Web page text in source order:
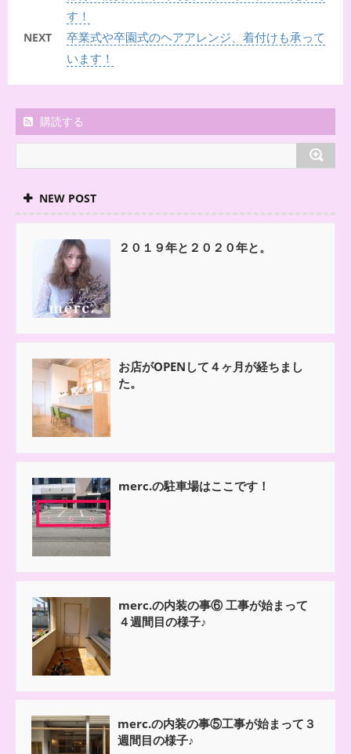
す！
NEXT
卒業式や卒園式のヘアアレンジ、着付けも承って
います！
購読する
NEW POST
２０１９年と２０２０年と。
お店がOPENして４ヶ月が経ちまし
た。
merc.の駐車場はここです！
merc.の内装の事⑥ 工事が始まって
４週間目の様子♪
merc.の内装の事⑤工事が始まって３
週間目の様子♪